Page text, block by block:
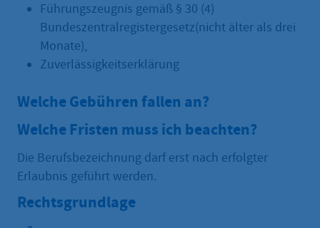
Führungszeugnis gemäß § 30 (4)
Bundeszentralregistergesetz(nicht älter als drei
Monate),
Zuverlässigkeitserklärung
Welche Gebühren fallen an?
Welche Fristen muss ich beachten?
Die Berufsbezeichnung darf erst nach erfolgter
Erlaubnis geführt werden.
Rechtsgrundlage